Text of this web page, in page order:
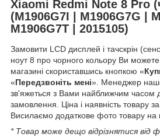
Xiaomi Redmi Note 8 Pro
(M1906G7I | M1906G7G |
M1906G7T | 2015105)
Замовити LCD дисплей і тачскрін
ноут 8 про чорного кольору Ви
магазині скориставшись кнопкою «
«Передзвоніть мені». Менеджер
зв'яжеться з Вами найближчим часом
замовлення. Ціна і наявність товару
Висилаємо додаткове фото товару на
* Товар може дещо відрізнятися від